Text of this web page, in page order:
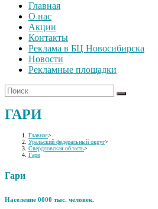
Главная
О нас
Акции
Контакты
Реклама в БЦ Новосибирска
Новости
Рекламные площадки
ГАРИ
Главная>
Уральский федеральный округ>
Свердловская область>
Гари
Гари
Население 0000 тыс. человек.